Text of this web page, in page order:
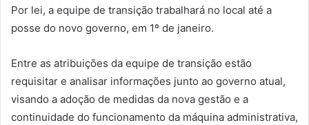
Por lei, a equipe de transição trabalhará no local até a
posse do novo governo, em 1º de janeiro.
Entre as atribuições da equipe de transição estão
requisitar e analisar informações junto ao governo atual,
visando a adoção de medidas da nova gestão e a
continuidade do funcionamento da máquina administrativa,